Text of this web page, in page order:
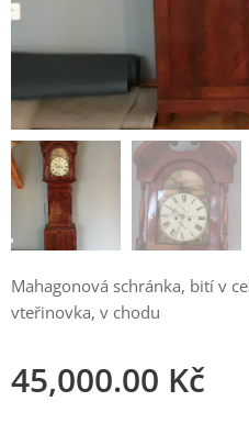
Mahagonová schránka, bití v
vteřinovka, v chodu
45,000.00 Kč